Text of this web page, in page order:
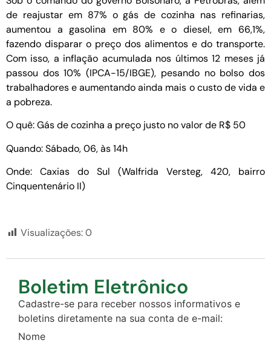
de reajustar em 87% o gás de cozinha nas refinarias,
aumentou a gasolina em 80% e o diesel, em 66,1%,
fazendo disparar o preço dos alimentos e do transporte.
Com isso, a inflação acumulada nos últimos 12 meses já
passou dos 10% (IPCA-15/IBGE), pesando no bolso dos
trabalhadores e aumentando ainda mais o custo de vida e
a pobreza.
O quê: Gás de cozinha a preço justo no valor de R$ 50
Quando: Sábado, 06, às 14h
Onde: Caxias do Sul (Walfrida Versteg, 420, bairro
Cinquentenário II)
Visualizações:0
Boletim Eletrônico
Cadastre-se para receber nossos informativos e
boletins diretamente na sua conta de e-mail:
Nome